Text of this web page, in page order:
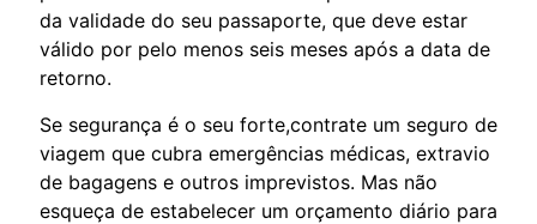
da validade do seu passaporte, que deve estar
válido por pelo menos seis meses após a data de
retorno.
Se segurança é o seu forte,contrate um seguro de
viagem que cubra emergências médicas, extravio
de bagagens e outros imprevistos. Mas não
esqueça de estabelecer um orçamento diário para